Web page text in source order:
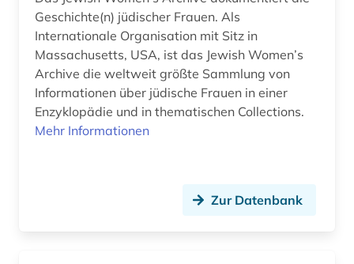
bergbau (1)
bergen (norwegen) (1)
berlin (7)
berlin-kreuzberg (1)
Geschichte(n) jüdischer Frauen. Als
Internationale Organisation mit Sitz in
Massachusetts, USA, ist das Jewish Women’s
Archive die weltweit größte Sammlung von
Informationen über jüdische Frauen in einer
Enzyklopädie und in thematischen Collections.
Mehr Informationen
Zur Datenbank